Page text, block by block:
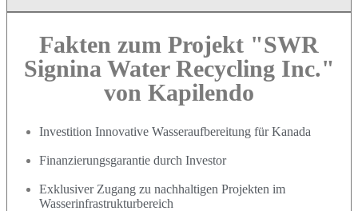
Fakten zum Projekt "SWR
Signina Water Recycling Inc."
von Kapilendo
Investition Innovative Wasseraufbereitung für Kanada
Finanzierungsgarantie durch Investor
Exklusiver Zugang zu nachhaltigen Projekten im
Wasserinfrastrukturbereich